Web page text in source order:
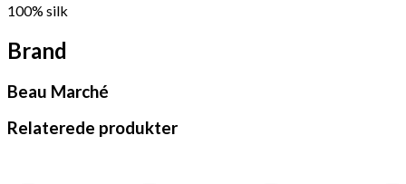
100% silk
Brand
Beau Marché
Relaterede produkter